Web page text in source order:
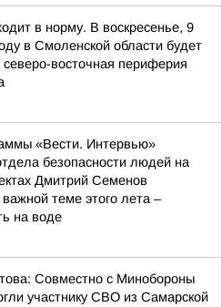
в норму. В воскресенье, 9
в Смоленской области будет
восточная периферия
«Вести. Интервью»
безопасности людей на
Дмитрий Семенов
важной теме этого лета –
на воде
Совместно с Минобороны
участнику СВО из Самарской